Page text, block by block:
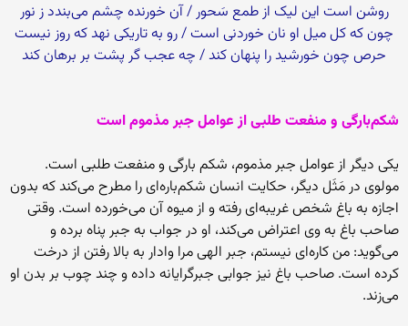
روشن است این لیک از طمع سَحور / آن خورنده چشم مى‌‏بندد ز نور
چون که کل میل او نان خوردنى است / رو به تاریکى نهد که روز نیست‏
حرص چون خورشید را پنهان کند / چه عجب گر پشت بر برهان کند
شکم‌بارگی و منفعت‌ طلبی از عوامل جبر مذموم است
یکی دیگر از عوامل جبر مذموم، شکم‏ بارگى و منفعت ‏طلبى است.
‏مولوی در مَثَل دیگر، حکایت انسان شکم‌‏باره‌‏اى را مطرح مى‏‌کند که بدون
اجازه به باغ شخص غریبه‏‌اى رفته و از میوه آن مى‌‏خورده است. وقتى
صاحب باغ به وى اعتراض مى‏‌کند، او در جواب به جبر پناه برده و
مى‌‏گوید: من کاره‏‌اى نیستم، جبر الهى مرا وادار به بالا رفتن از درخت
کرده است. صاحب باغ نیز جوابى جبرگرایانه داده و چند چوب بر بدن او
مى‌‏زند.